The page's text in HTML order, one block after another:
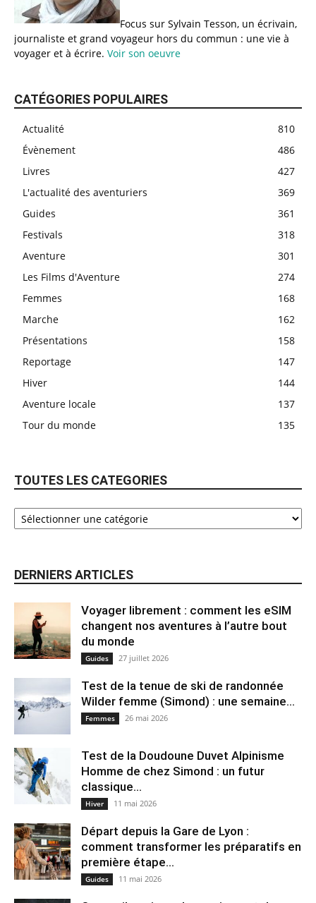
Focus sur Sylvain Tesson, un écrivain,
journaliste et grand voyageur hors du commun : une vie à
voyager et à écrire. Voir son oeuvre
CATÉGORIES POPULAIRES
Actualité
810
Évènement
486
Livres
427
L'actualité des aventuriers
369
Guides
361
Festivals
318
Aventure
301
Les Films d'Aventure
274
Femmes
168
Marche
162
Présentations
158
Reportage
147
Hiver
144
Aventure locale
137
Tour du monde
135
TOUTES LES CATEGORIES
DERNIERS ARTICLES
Voyager librement : comment les eSIM
changent nos aventures à l’autre bout
du monde
Guides 27 juillet 2026
Test de la tenue de ski de randonnée
Wilder femme (Simond) : une semaine...
Femmes 26 mai 2026
Test de la Doudoune Duvet Alpinisme
Homme de chez Simond : un futur
classique...
Hiver 11 mai 2026
Départ depuis la Gare de Lyon :
comment transformer les préparatifs en
pre⁠mière étape...
Guides 11 mai 2026